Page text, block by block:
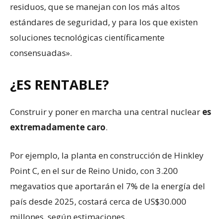
residuos, que se manejan con los más altos
estándares de seguridad, y para los que existen
soluciones tecnológicas científicamente
consensuadas».
¿ES RENTABLE?
Construir y poner en marcha una central nuclear es
extremadamente caro.
Por ejemplo, la planta en construcción de Hinkley
Point C, en el sur de Reino Unido, con 3.200
megavatios que aportarán el 7% de la energía del
país desde 2025, costará cerca de US$30.000
millones, según estimaciones.